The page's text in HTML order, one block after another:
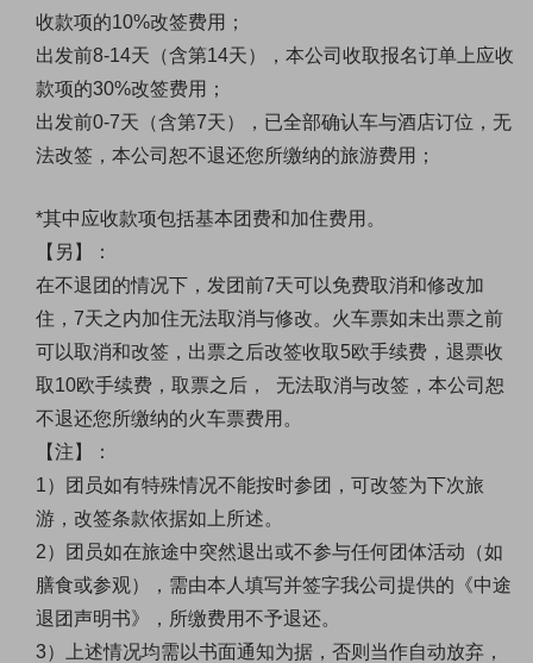
收款项的10%改签费用；
出发前8-14天（含第14天），本公司收取报名订单上应收
款项的30%改签费用；
出发前0-7天（含第7天），已全部确认车与酒店订位，无
法改签，本公司恕不退还您所缴纳的旅游费用；
*其中应收款项包括基本团费和加住费用。
【另】：
在不退团的情况下，发团前7天可以免费取消和修改加
住，7天之内加住无法取消与修改。火车票如未出票之前
可以取消和改签，出票之后改签收取5欧手续费，退票收
取10欧手续费，取票之后， 无法取消与改签，本公司恕
不退还您所缴纳的火车票费用。
【注】：
1）团员如有特殊情况不能按时参团，可改签为下次旅
游，改签条款依据如上所述。
2）团员如在旅途中突然退出或不参与任何团体活动（如
膳食或参观），需由本人填写并签字我公司提供的《中途
退团声明书》，所缴费用不予退还。
3）上述情况均需以书面通知为据，否则当作自动放弃，